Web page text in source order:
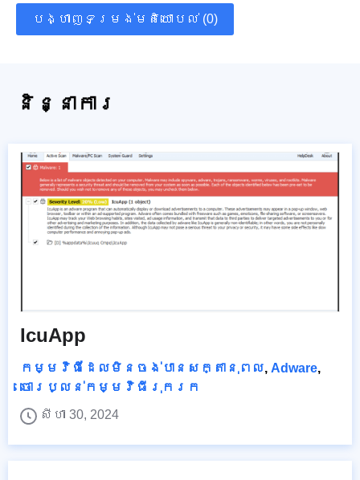
បង្ហាញទម្រង់មតិយោបល់ (0)
និន្នាការ
IcuApp
កម្មវិធីដែលមិនចង់បានសក្តានុពល, Adware,
ចោរប្លន់កម្មវិធីរុករក
សីហា 30, 2024